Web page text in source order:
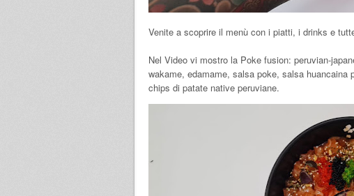
Venite a scoprire il menù con i piatti, i drinks e
Nel Video vi mostro la Poke fusion: peruvian-
wakame, edamame, salsa poke, salsa
chips di patate native peruviane.